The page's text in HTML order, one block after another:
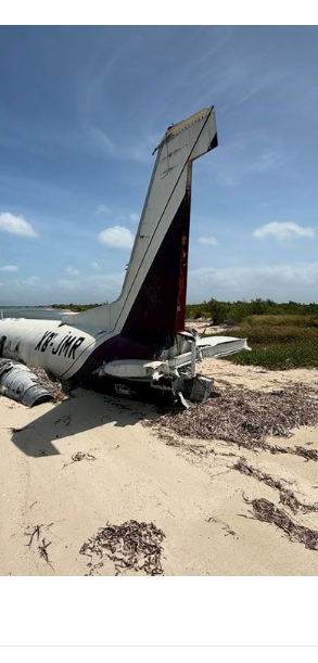
JAMAICA. La historia de la misteriosa avioneta de
Qué ver en Manama. La capital de Baréin
Ela Nguema. El barrio más castizo de Malabo